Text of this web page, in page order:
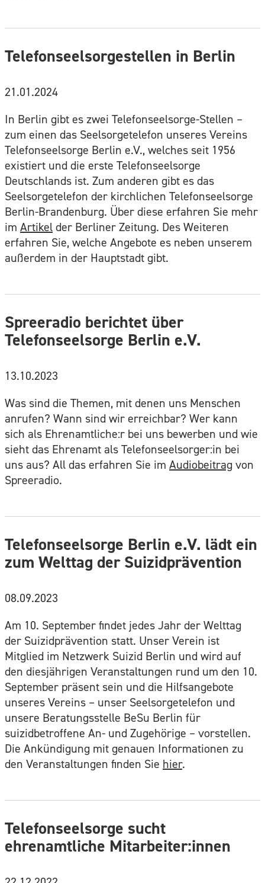
Telefonseelsorgestellen in Berlin
21.01.2024
In Berlin gibt es zwei Telefonseelsorge-Stellen –
zum einen das Seelsorgetelefon unseres Vereins
Telefonseelsorge Berlin e.V., welches seit 1956
existiert und die erste Telefonseelsorge
Deutschlands ist. Zum anderen gibt es das
Seelsorgetelefon der kirchlichen Telefonseelsorge
Berlin-Brandenburg. Über diese erfahren Sie mehr
im Artikelder Berliner Zeitung. Des Weiteren
erfahren Sie, welche Angebote es neben unserem
außerdem in der Hauptstadt gibt.
Spreeradio berichtet über
Telefonseelsorge Berlin e.V.
13.10.2023
Was sind die Themen, mit denen uns Menschen
anrufen? Wann sind wir erreichbar? Wer kann
sich als Ehrenamtliche:r bei uns bewerben und wie
sieht das Ehrenamt als Telefonseelsorger:in bei
uns aus? All das erfahren Sie im Audiobeitrag von
Spreeradio.
Telefonseelsorge Berlin e.V. lädt ein
zum Welttag der Suizidprävention
08.09.2023
Am 10. September findet jedes Jahr der Welttag
der Suizidprävention statt. Unser Verein ist
Mitglied im Netzwerk Suizid Berlin und wird auf
den diesjährigen Veranstaltungen rund um den 10.
September präsent sein und die Hilfsangebote
unseres Vereins – unser Seelsorgetelefon und
unsere Beratungsstelle BeSu Berlin für
suizidbetroffene An- und Zugehörige – vorstellen.
Die Ankündigung mit genauen Informationen zu
den Veranstaltungen finden Sie hier.
Telefonseelsorge sucht
ehrenamtliche Mitarbeiter:innen